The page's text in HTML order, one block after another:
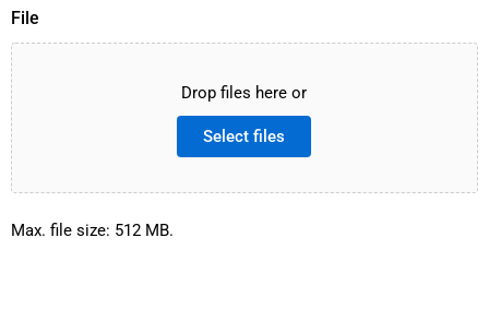
File
Drop files here or
Select files
Max. file size: 512 MB.